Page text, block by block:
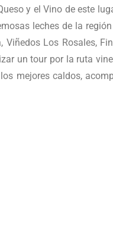
y el Vino de este
leches de la
Los Rosales,
un tour por la ruta
mejores caldos,